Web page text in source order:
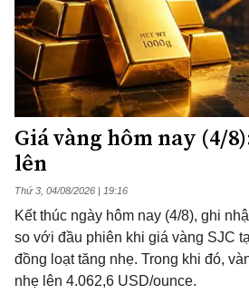
Giá vàng hôm nay (4/
lên
Thứ 3, 04/08/2026 | 19:16
Kết thúc ngày hôm nay (4/8), ghi
so với đầu phiên khi giá vàng SJC
đồng loạt tăng nhẹ. Trong khi đó,
nhẹ lên 4.062,6 USD/ounce.